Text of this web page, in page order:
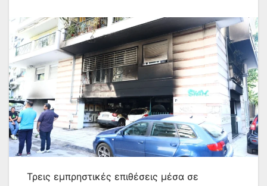
Τρεις εμπρηστικές επιθέσεις μέσα σε